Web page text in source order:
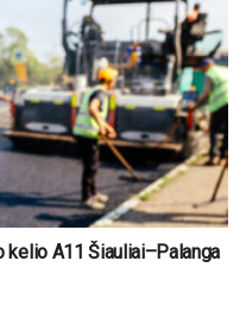
kelio A11 Šiauliai–Palanga